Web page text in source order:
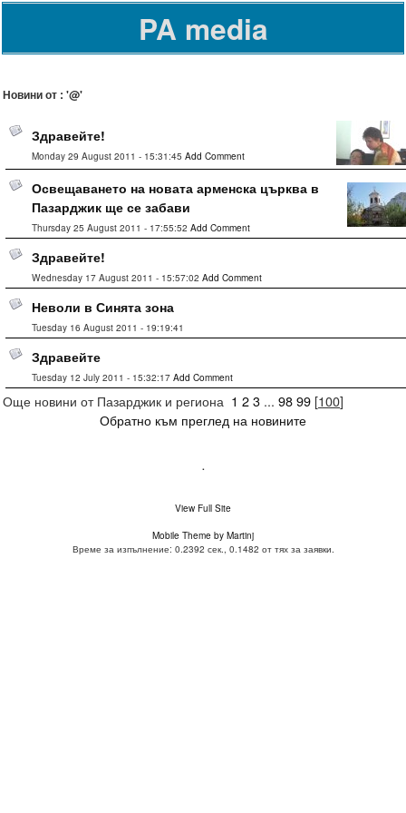
PA media
Новини от : '@'
Здравейте!
Monday 29 August 2011 - 15:31:45 Add Comment
Освещаването на новата арменска църква в
Пазарджик ще се забави
Thursday 25 August 2011 - 17:55:52 Add Comment
Здравейте!
Wednesday 17 August 2011 - 15:57:02 Add Comment
Неволи в Синята зона
Tuesday 16 August 2011 - 19:19:41
Здравейте
Tuesday 12 July 2011 - 15:32:17 Add Comment
Още новини от Пазарджик и региона 1 23 ... 9899 [100]
Обратно към преглед на новините
.
View Full Site
Mobile Theme by Martinj
Време за изпълнение: 0.2392 сек., 0.1482 от тях за заявки.